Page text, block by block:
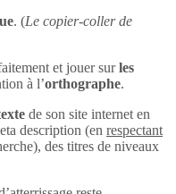
. (Le copier-coller de
et jouer surles
à l’orthographe.
de son site internet en
description (en respectant
des titres de niveaux